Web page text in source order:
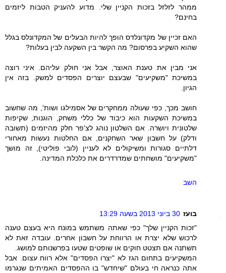
ממהר לזלזל בזכות הקניין שלי. מדוע להעניק הטבות ליזמים
בחינם?
האם זכיין של מקדונלדס הופך להיות הבעלים של המקדונלס בגלל
שהוא השקיע בפרסום? מה הקשר בין השקעה לבין בעלות?
אני מבין את טענת האוצר, אבל אני חולק עליהם. איני רוצה
במשיכת "משקיעים" שבעצם יוצרים הפסדים למשק. בזה אין
הגיון.
חושב מכך, כפי שעולה ממחקרים של אסמילגו ושות', מה שחשוב
במשיכת השקעות הוא כיבוד של כללי משחק, הוגנות, שקיפות
שלטונית ויושרה. אם השלטון נוהג לצ'פר חלק מהיזמים (תשובה
ודלק) על חשבון שאר השחקנים, אם החלטות נעשות מאחורי
דלתיים סגורות ומשיקולים לא לעניין (לובי פוליטי), זה מושך
"משקיעים" מושחתים שמדרדרים את כלכלת המדינה.
השב
בועז 30 ביוני 2013 בשעה 13:29
"זכות הקניין שלך" כפי שאתה משתמש במונח היא בעצם טענה
לרכוש שלא יצרת או הרווחת על חשבון אחרים. עובדה זאת לא
תשתנה אם תצטט חוקים או שופטים שטעו בפרשנותם למושג.
המשקיעים בתחום הגז לא "יצרו הפסדים" אלא רווח עצום. אבל
אתה כנראה חי בעולם "שיחדש" בו ההפסדים האמיתים שנגרמו